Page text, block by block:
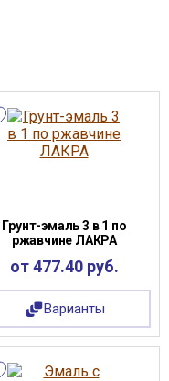
Грунт-эмаль 3 в 1 по
ржавчине ЛАКРА
от 477.40 руб.
Варианты